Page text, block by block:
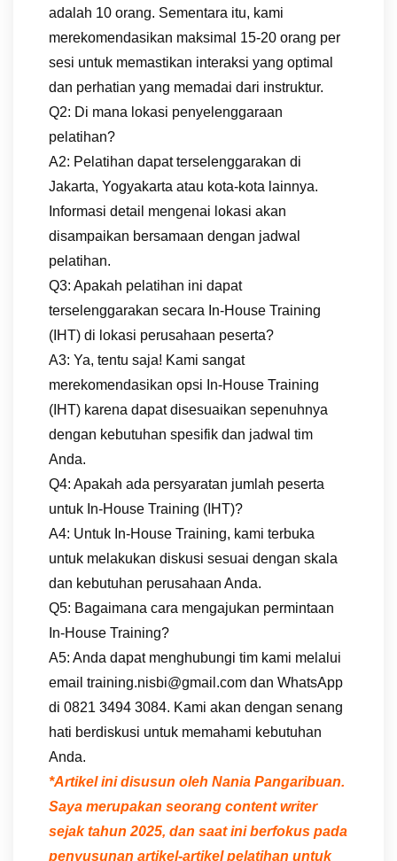
adalah 10 orang. Sementara itu, kami
merekomendasikan maksimal 15-20 orang per
sesi untuk memastikan interaksi yang optimal
dan perhatian yang memadai dari instruktur.
Q2: Di mana lokasi penyelenggaraan
pelatihan?
A2: Pelatihan dapat terselenggarakan di
Jakarta, Yogyakarta atau kota-kota lainnya.
Informasi detail mengenai lokasi akan
disampaikan bersamaan dengan jadwal
pelatihan.
Q3: Apakah pelatihan ini dapat
terselenggarakan secara In-House Training
(IHT) di lokasi perusahaan peserta?
A3: Ya, tentu saja! Kami sangat
merekomendasikan opsi In-House Training
(IHT) karena dapat disesuaikan sepenuhnya
dengan kebutuhan spesifik dan jadwal tim
Anda.
Q4: Apakah ada persyaratan jumlah peserta
untuk In-House Training (IHT)?
A4: Untuk In-House Training, kami terbuka
untuk melakukan diskusi sesuai dengan skala
dan kebutuhan perusahaan Anda.
Q5: Bagaimana cara mengajukan permintaan
In-House Training?
A5: Anda dapat menghubungi tim kami melalui
email training.nisbi@gmail.com dan WhatsApp
di 0821 3494 3084. Kami akan dengan senang
hati berdiskusi untuk memahami kebutuhan
Anda.
*Artikel ini disusun oleh Nania Pangaribuan.
Saya merupakan seorang content writer
sejak tahun 2025, dan saat ini berfokus pada
penyusunan artikel-artikel pelatihan untuk